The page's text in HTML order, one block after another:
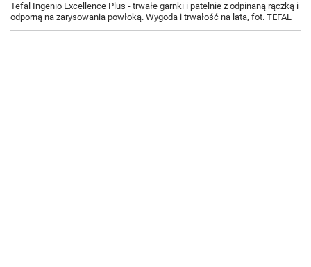
Tefal Ingenio Excellence Plus - trwałe garnki i patelnie z odpinaną rączką i
odporną na zarysowania powłoką. Wygoda i trwałość na lata, fot. TEFAL